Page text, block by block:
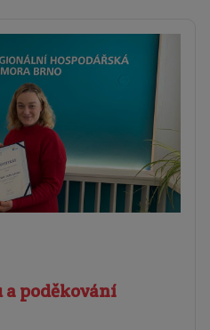
poděkování